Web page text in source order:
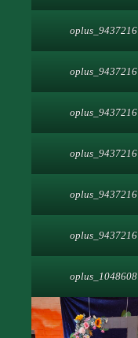
oplus_9437216
oplus_9437216
oplus_9437216
oplus_9437216
oplus_9437216
oplus_9437216
oplus_1048608